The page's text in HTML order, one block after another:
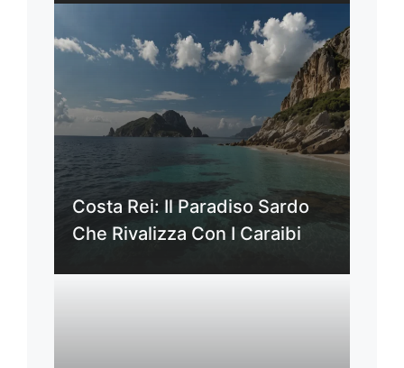
Costa Rei: Il Paradiso Sardo
Che Rivalizza Con I Caraibi